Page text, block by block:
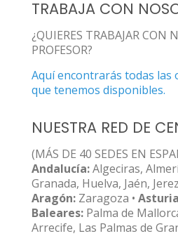
TRABAJA CON
¿QUIERES TRABAJAR CON
PROFESOR?
Aquí encontrarás todas las
que tenemos disponibles.
NUESTRA RED DE
(MÁS DE 40 SEDES EN
Andalucía:Algeciras,
Granada, Huelva, Jaén,
Aragón: Zaragoza •
Baleares: Palma de
Arrecife, Las Palmas de